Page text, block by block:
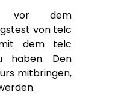
ทย
vor dem
von telc
dem telc
haben. Den
mitbringen,